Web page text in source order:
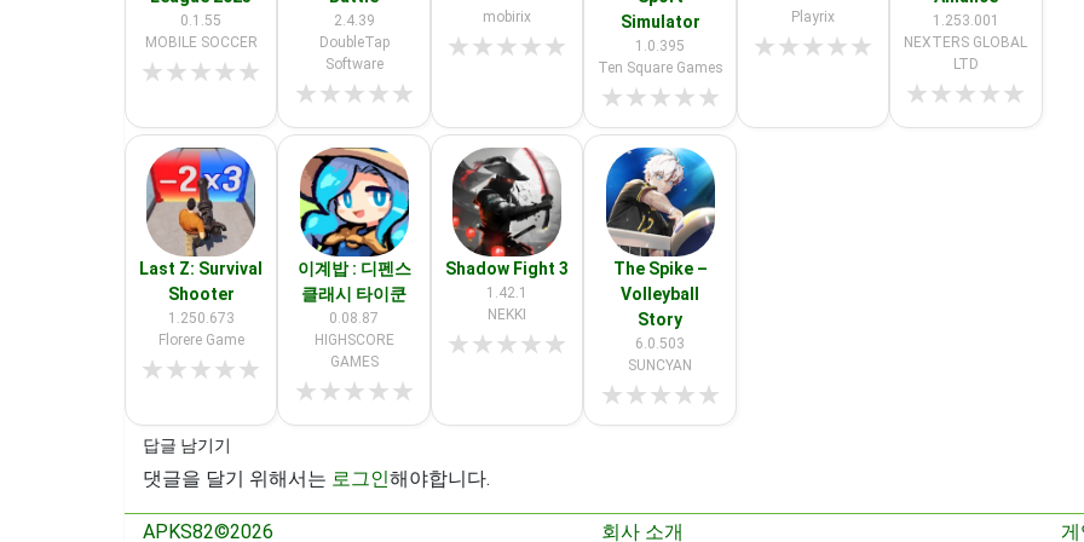
0.1.55
MOBILE SOCCER
★★★★★
2.4.39
DoubleTap
Software
★★★★★
mobirix
★★★★★
Simulator
1.0.395
Ten Square Games
★★★★★
Playrix
★★★★★
1.253.001
NEXTERS GLOBAL
LTD
★★★★★
Last Z: Survival
Shooter
1.250.673
Florere Game
★★★★★
이계밥 : 디펜스
클래시 타이쿤
0.08.87
HIGHSCORE
GAMES
★★★★★
Shadow Fight 3
1.42.1
NEKKI
★★★★★
The Spike –
Volleyball
Story
6.0.503
SUNCYAN
★★★★★
답글 남기기
댓글을 달기 위해서는 로그인해야합니다.
APKS82©2026 회사 소개